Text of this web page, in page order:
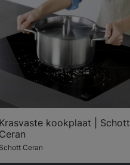
Krasvaste kookplaat | Schott
Ceran
Schott Ceran